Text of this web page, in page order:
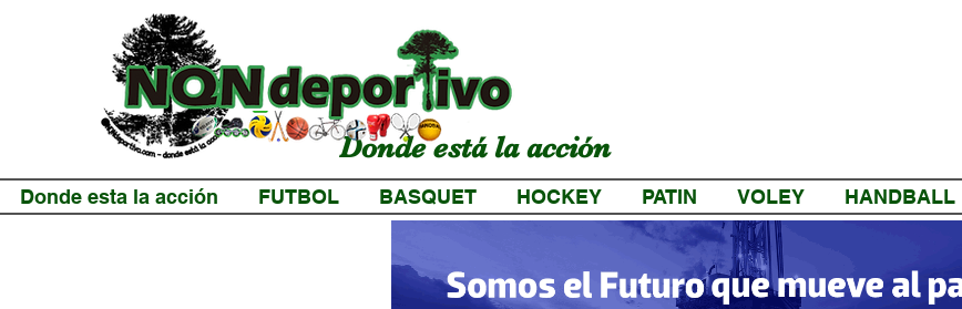
Donde está la acción
Donde esta la acción FUTBOL BASQUET HOCKEY PATIN VOLEY HANDBALL